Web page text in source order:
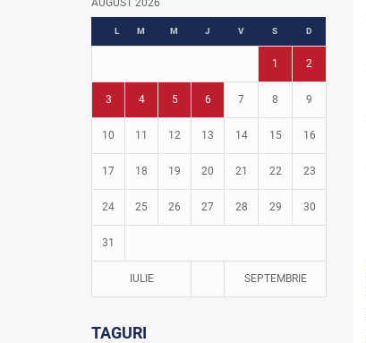
Fotbal în grădinițe
AUGUST 2026
L M M J V S D
1 2
3 4 5 6 7 8 9
10 11 12 13 14 15 16
17 18 19 20 21 22 23
24 25 26 27 28 29 30
31
IULIE SEPTEMBRIE
TAGURI